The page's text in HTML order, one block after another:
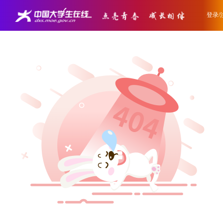
登录/
登录/
登录/
登录/